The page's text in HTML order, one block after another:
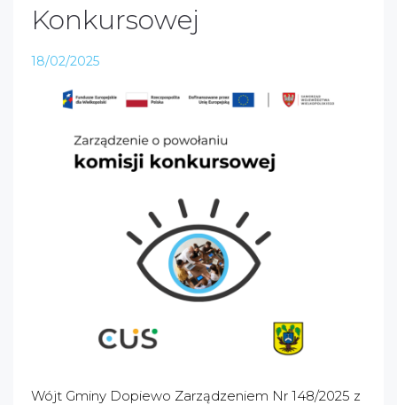
Konkursowej
18/02/2025
Wójt Gminy Dopiewo Zarządzeniem Nr 148/2025 z